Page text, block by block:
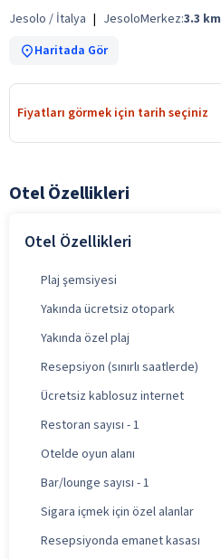
Jesolo / İtalya | JesoloMerkez:3.3 km
Haritada Gör
Fiyatları görmek için tarih seçiniz
Otel Özellikleri
Otel Özellikleri
Plaj şemsiyesi
Yakında ücretsiz otopark
Yakında özel plaj
Resepsiyon (sınırlı saatlerde)
Ücretsiz kablosuz internet
Restoran sayısı - 1
Otelde oyun alanı
Bar/lounge sayısı - 1
Sigara içmek için özel alanlar
Resepsiyonda emanet kasası